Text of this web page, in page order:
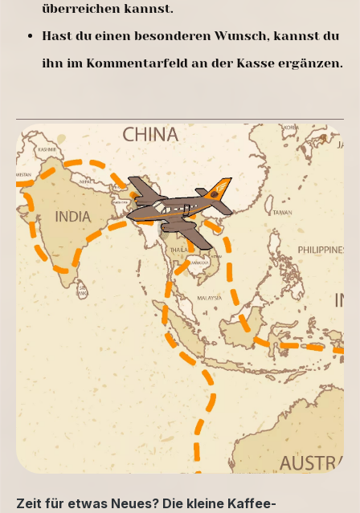
Zeit für etwas Neues? Die kleine Kaffee-
überreichen kannst.
Hast du einen besonderen Wunsch, kannst du
ihn im Kommentarfeld an der Kasse ergänzen.